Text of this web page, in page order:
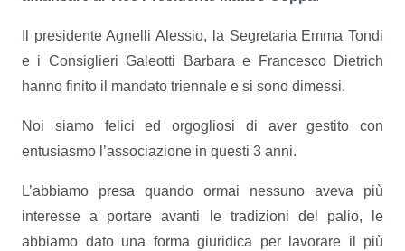
Il presidente Agnelli Alessio, la Segretaria Emma Tondi
e i Consiglieri Galeotti Barbara e Francesco Dietrich
hanno finito il mandato triennale e si sono dimessi.
Noi siamo felici ed orgogliosi di aver gestito con
entusiasmo l’associazione in questi 3 anni.
L’abbiamo presa quando ormai nessuno aveva più
interesse a portare avanti le tradizioni del palio, le
abbiamo dato una forma giuridica per lavorare il più